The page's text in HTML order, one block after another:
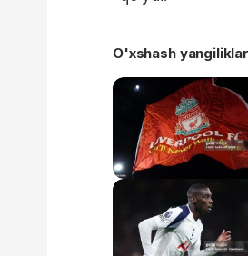
O'xshash yangiliklar